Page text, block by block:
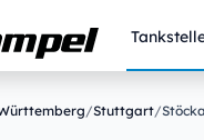
/Stuttgart/